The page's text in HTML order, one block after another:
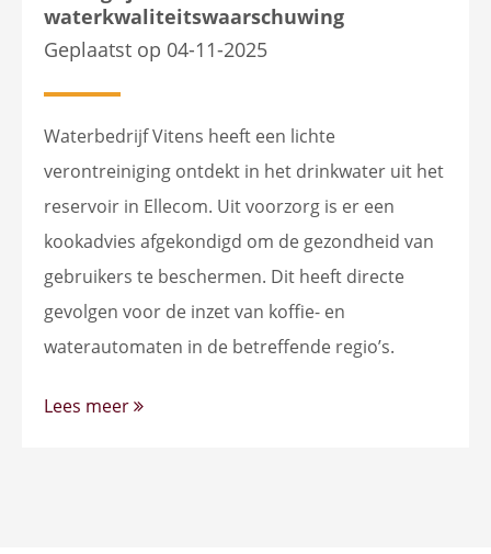
waterkwaliteitswaarschuwing
Geplaatst op 04-11-2025
Waterbedrijf Vitens heeft een lichte
verontreiniging ontdekt in het drinkwater uit het
reservoir in Ellecom. Uit voorzorg is er een
kookadvies afgekondigd om de gezondheid van
gebruikers te beschermen. Dit heeft directe
gevolgen voor de inzet van koffie- en
waterautomaten in de betreffende regio’s.
Lees meer